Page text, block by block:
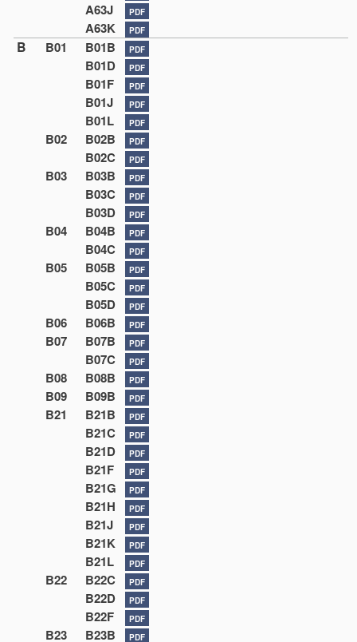
A63J PDF
A63K PDF
B B01 B01B PDF
B01D PDF
B01F PDF
B01J PDF
B01L PDF
B02 B02B PDF
B02C PDF
B03 B03B PDF
B03C PDF
B03D PDF
B04 B04B PDF
B04C PDF
B05 B05B PDF
B05C PDF
B05D PDF
B06 B06B PDF
B07 B07B PDF
B07C PDF
B08 B08B PDF
B09 B09B PDF
B21 B21B PDF
B21C PDF
B21D PDF
B21F PDF
B21G PDF
B21H PDF
B21J PDF
B21K PDF
B21L PDF
B22 B22C PDF
B22D PDF
B22F PDF
B23 B23B PDF